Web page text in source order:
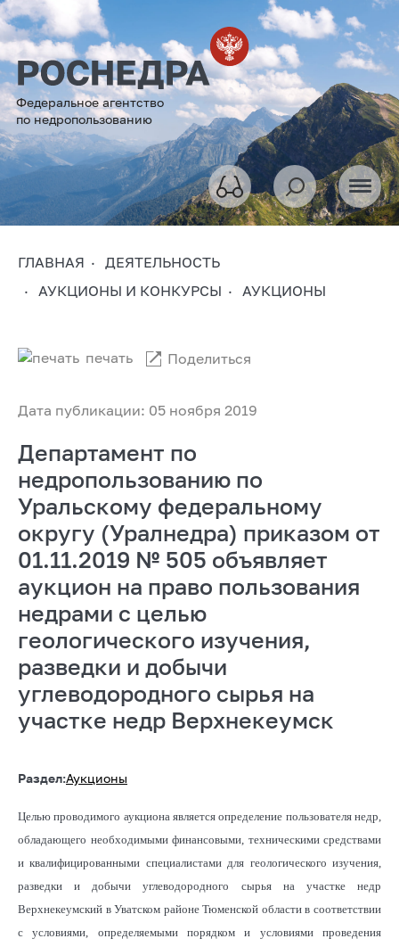
Федеральное агентство
по недропользованию
ГЛАВНАЯ
ДЕЯТЕЛЬНОСТЬ
АУКЦИОНЫ И КОНКУРСЫ
АУКЦИОНЫ
Дата публикации: 05 ноября 2019
печать Поделиться
Департамент по
недропользованию по
Уральскому федеральному
округу (Уралнедра) приказом от
01.11.2019 № 505 объявляет
аукцион на право пользования
недрами с целью
геологического изучения,
разведки и добычи
углеводородного сырья на
участке недр Верхнекеумск
Раздел:Аукционы
Целью проводимого аукциона является определение пользователя недр,
обладающего необходимыми финансовыми, техническими средствами
и квалифицированными специалистами для геологического изучения,
разведки и добычи углеводородного сырья на участке недр
Верхнекеумский в Уватском районе Тюменской области в соответствии
с условиями, определяемыми порядком и условиями проведения